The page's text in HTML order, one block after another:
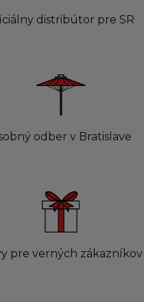
distribútor pre SR
odber v Bratislave
pre verných zákazníkov